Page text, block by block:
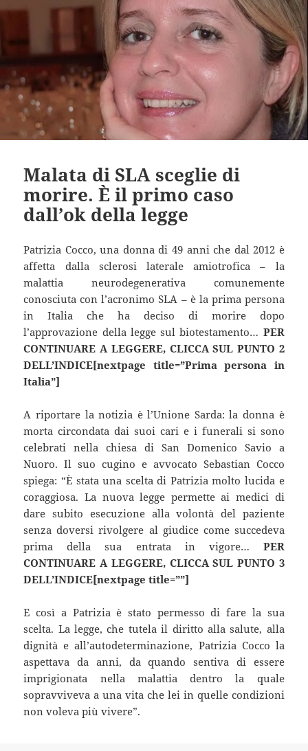
Malata di SLA sceglie di
morire. È il primo caso
dall’ok della legge
Patrizia Cocco, una donna di 49 anni che dal 2012 è
affetta dalla sclerosi laterale amiotrofica – la
malattia neurodegenerativa comunemente
conosciuta con l’acronimo SLA – è la prima persona
in Italia che ha deciso di morire dopo
l’approvazione della legge sul biotestamento… PER
CONTINUARE A LEGGERE, CLICCA SUL PUNTO 2
DELL’INDICE[nextpage title=”Prima persona in
Italia”]
A riportare la notizia è l’Unione Sarda: la donna è
morta circondata dai suoi cari e i funerali si sono
celebrati nella chiesa di San Domenico Savio a
Nuoro. Il suo cugino e avvocato Sebastian Cocco
spiega: “È stata una scelta di Patrizia molto lucida e
coraggiosa. La nuova legge permette ai medici di
dare subito esecuzione alla volontà del paziente
senza doversi rivolgere al giudice come succedeva
prima della sua entrata in vigore… PER
CONTINUARE A LEGGERE, CLICCA SUL PUNTO 3
DELL’INDICE[nextpage title=””]
E così a Patrizia è stato permesso di fare la sua
scelta. La legge, che tutela il diritto alla salute, alla
dignità e all’autodeterminazione, Patrizia Cocco la
aspettava da anni, da quando sentiva di essere
imprigionata nella malattia dentro la quale
sopravviveva a una vita che lei in quelle condizioni
non voleva più vivere”.